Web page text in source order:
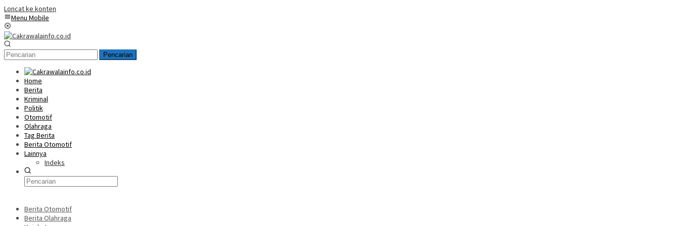
Loncat ke konten
Menu Mobile
Pencarian
Home
Berita
Kriminal
Politik
Otomotif
Olahraga
Tag Berita
Berita Otomotif
Lainnya
Indeks
Berita Otomotif
Berita Olahraga